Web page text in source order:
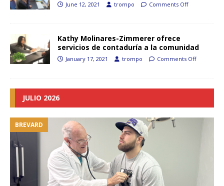
June 12, 2021 trompo Comments Off
Kathy Molinares-Zimmerer ofrece
servicios de contaduría a la comunidad
January 17, 2021 trompo Comments Off
JULIO 2026
BREVARD